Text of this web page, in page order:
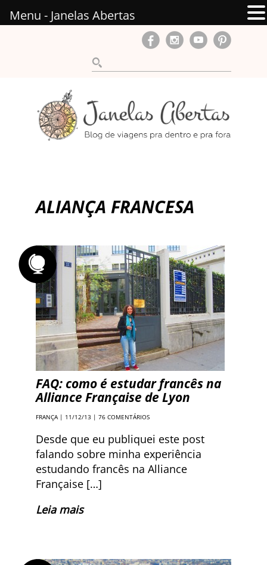
ALIANÇA FRANCESA
FAQ: como é estudar francês na
Alliance Française de Lyon
FRANÇA| 11/12/13 | 76 COMENTÁRIOS
Desde que eu publiquei este post
falando sobre minha experiência
estudando francês na Alliance
Française […]
Leia mais
Menu - Janelas Abertas